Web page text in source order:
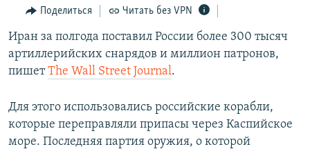
Вернутся
поиску
ИНТЕРАКТИВ
ИНФОГРАФИКА
ТЕЛЕПРОЕКТ КРЫМ.РЕАЛИИ
ПРОПАВШИЕ БЕЗ ВЕСТИ
ПОБЕДИТЕЛЕЙ НЕ СУДЯТ?
РАДІО СВОБОДА
КАК ОБОЙТИ БЛОКИРОВКУ
Українською
Qırımtatar
ПРИСОЕДИНЯЙТЕСЬ!
Поделиться Читать без VPN
Иран за полгода поставил России более 300 тысяч
артиллерийских снарядов и миллион патронов,
пишетThe Wall Street Journal.
Для этого использовались российские корабли,
которые переправляли припасы через Каспийское
море. Последняя партия оружия, о которой